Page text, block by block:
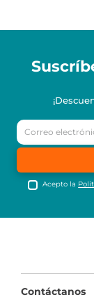
Acepto la
Contáctanos